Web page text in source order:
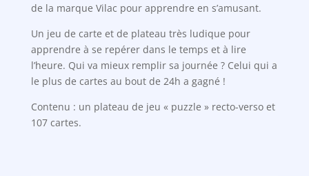
de la marque Vilac pour apprendre en s’amusant.
Un jeu de carte et de plateau très ludique pour
apprendre à se repérer dans le temps et à lire
l’heure. Qui va mieux remplir sa journée ? Celui qui a
le plus de cartes au bout de 24h a gagné !
Contenu : un plateau de jeu « puzzle » recto-verso et
107 cartes.